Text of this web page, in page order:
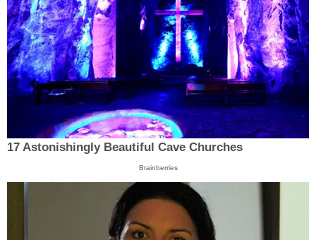
17 Astonishingly Beautiful Cave Churches
Brainberries